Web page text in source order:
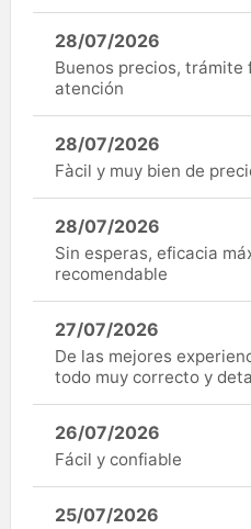
28/07/2026
Buenos precios, trámite
atención
28/07/2026
Fàcil y muy bien de
28/07/2026
Sin esperas, eficacia
recomendable
27/07/2026
De las mejores
todo muy correcto y
26/07/2026
Fácil y confiable
25/07/2026